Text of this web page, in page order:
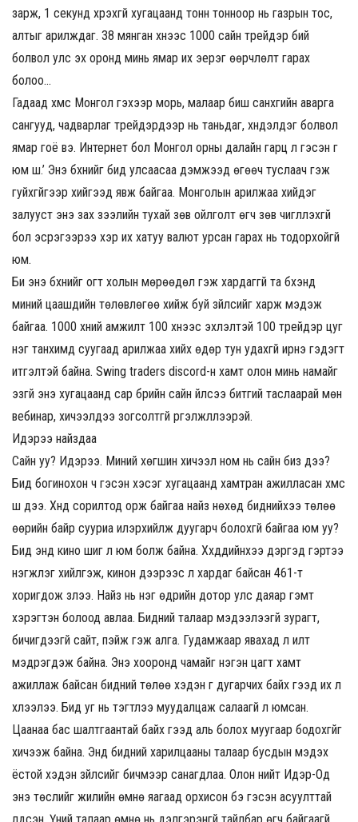
зарж, 1 секунд хүрэхгүй хугацаанд тонн тонноор нь газрын тос,
алтыг арилждаг. 38 мянган хүнээс 1000 сайн трейдэр бий
болвол улс эх оронд минь ямар их эерэг өөрчлөлт гарах
болоо…
Гадаад хүмүүс Монгол гэхээр морь, малаар биш санхүүгийн аварга
сангууд, чадварлаг трейдэрүүдээр нь таньдаг, хүндэлдэг болвол
ямар гоё вэ. Интернет бол Монгол орны далайн гарц л гэсэн үг
юм шүү.’ Энэ бүхнийг бид улсаасаа дэмжээд өгөөч туслаач гэж
гуйхгүйгээр хийгээд явж байгаа. Монголын арилжаа хийдэг
залууст энэ зах зээлийн тухай зөв ойлголт өгч зөв чиглүүлэхгүй
бол эсрэгээрээ хэр их хатуу валют урсан гарах нь тодорхойгүй
юм.
Би энэ бүхнийг огт холын мөрөөдөл гэж хардаггүй та бүхэнд
миний цаашдийн төлөвлөгөө хийж буй зүйлсийг харж мэдэж
байгаа. 1000 хүний амжилт 100 хүнээс эхлэлтэй 100 трейдэр цуг
нэг танхимд суугаад арилжаа хийх өдөр тун удахгүй ирнэ гэдэгт
итгэлтэй байна. Swing traders discord-н хамт олон минь намайг
эзгүй энэ хугацаанд сар бүрийн сайн үйлсээ битгий таслаарай мөн
вебинар, хичээлүүдээ зогсолтгүй үргэлжлүүлээрэй.
Идэрээ найздаа
Сайн уу? Идэрээ. Миний хөгшин хичээл ном нь сайн биз дээ?
Бид богинохон ч гэсэн хэсэг хугацаанд хамтран ажилласан хүмүүс
шүү дээ. Хүнд сорилтод орж байгаа найз нөхөд биднийхээ төлөө
өөрийн байр сууриа илэрхийлж дуугарч болохгүй байгаа юм уу?
Бид энд кино шиг л юм болж байна. Хүүхдүүдийнхээ дэргэд гэртээ
нэгжлэг хийлгэж, кинон дээрээс л хардаг байсан 461-т
хоригдож үзлээ. Найз нь нэг өдрийн дотор улс даяар гэмт
хэрэгтэн болоод авлаа. Бидний талаар мэдээлээгүй зурагт,
бичигдээгүй сайт, пэйж гэж алга. Гудамжаар явахад л илт
мэдрэгдэж байна. Энэ хооронд чамайг нэгэн цагт хамт
ажиллаж байсан бидний төлөө хэдэн үг дугарчих байх гээд их л
хүлээлээ. Бид уг нь тэгтлээ муудалцаж салаагүй л юмсан.
Цаанаа бас шалтгаантай байх гээд аль болох муугаар бодохгүйг
хичээж байна. Энд бидний харилцааны талаар бусдын мэдэх
ёстой хэдэн зүйлсийг бичмээр санагдлаа. Олон нийт Идэр-Од
энэ төслийг жилийн өмнө яагаад орхисон бэ гэсэн асуулттай